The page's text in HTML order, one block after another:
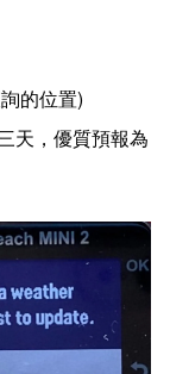
的位置)
天，優質預報為